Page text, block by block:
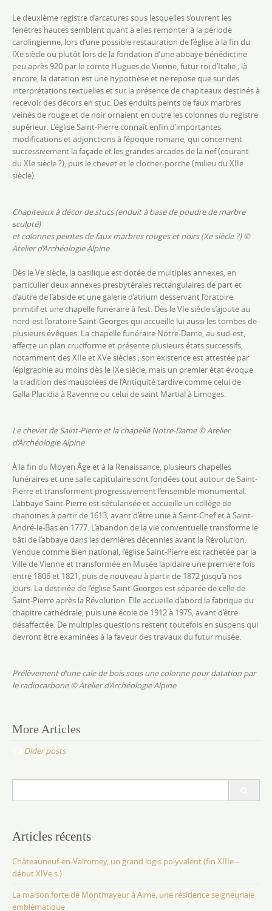
Le deuxième registre d’arcatures sous lesquelles s’ouvrent les
fenêtres hautessemblentquant à elles remonter à la période
carolingienne, lors d’une possible restauration de l’église à la fin du
IXe siècle ou plutôt lors de la fondation d’uneabbaye bénédictine
peu après 920 par le comte Hugues de Vienne, futur roi d’Italie ; là
encore, la datation est une hypothèse et ne repose que sur des
interprétations textuelles et sur la présence de chapiteaux destinés à
recevoir des décors en stuc. Des enduits peints de faux marbres
veinés de rouge et de noir ornaient en outre les colonnes du registre
supérieur. L’église Saint-Pierre connaît enfin d’importantes
modifications et adjonctions à l’époque romane, qui concernent
successivement la façade et les grandes arcades de la nef (courant
du XIe siècle ?), puis le chevet et le clocher-porche (milieu du XIIe
siècle).
Chapiteaux à décor de stucs (enduit à base de poudre de marbre
sculpté)
et colonnes peintes de faux marbres rouges et noirs (Xe siècle ?) ©
Atelier d’Archéologie Alpine
Dès le Ve siècle, la basilique est dotée de multiples annexes, en
particulier deux annexes presbytérales rectangulaires de part et
d’autre de l’abside et une galerie d’atrium desservant l’oratoire
primitif et une chapelle funéraire à l’est. Dès le VIe siècle s’ajoute au
nord-est l’oratoire Saint-Georges qui accueille lui aussi les tombes de
plusieurs évêques. La chapelle funéraire Notre-Dame, au sud-est,
affecte un plan cruciforme et présente plusieurs états successifs,
notamment des XIIe et XVe siècles ; son existence est attestée par
l’épigraphie au moins dès le IXe siècle, mais un premier état évoque
la tradition des mausolées de l’Antiquité tardive comme celui de
Galla Placidia à Ravenne ou celui de saint Martial à Limoges.
Le chevet de Saint-Pierre et la chapelle Notre-Dame © Atelier
d’Archéologie Alpine
À la fin du Moyen Âge et à la Renaissance, plusieurs chapelles
funéraires et une salle capitulaire sont fondées tout autour de Saint-
Pierre et transforment progressivement l’ensemble monumental.
L’abbaye Saint-Pierre est sécularisée et accueille un collège de
chanoines à partir de 1613, avant d’être unie à Saint-Chef et à Saint-
André-le-Bas en 1777. L’abandon de la vie conventuelle transforme le
bâti de l’abbaye dans les dernières décennies avant la Révolution.
Vendue comme Bien national, l’église Saint-Pierre est rachetée par la
Ville de Vienne et transformée en Musée lapidaire une première fois
entre 1806 et 1821, puis de nouveau à partir de 1872 jusqu’à nos
jours. La destinée de l’église Saint-Georges est séparée de celle de
Saint-Pierre après la Révolution. Elle accueille d’abord la fabrique du
chapitre cathédrale, puis une école de 1912 à 1975, avant d’être
désaffectée. De multiples questions restent toutefois en suspens qui
devront être examinées à la faveur des travaux du futur musée.
Prélèvement d’une cale de bois sous une colonne pour datation par
le radiocarbone © Atelier d’Archéologie Alpine
Posts
navigation
More Articles
Older posts
Articles récents
Châteauneuf-en-Valromey, un grand logis polyvalent (fin XIIIe –
début XIVe s.)
La maison forte de Montmayeur à Aime, une résidence seigneuriale
emblématique